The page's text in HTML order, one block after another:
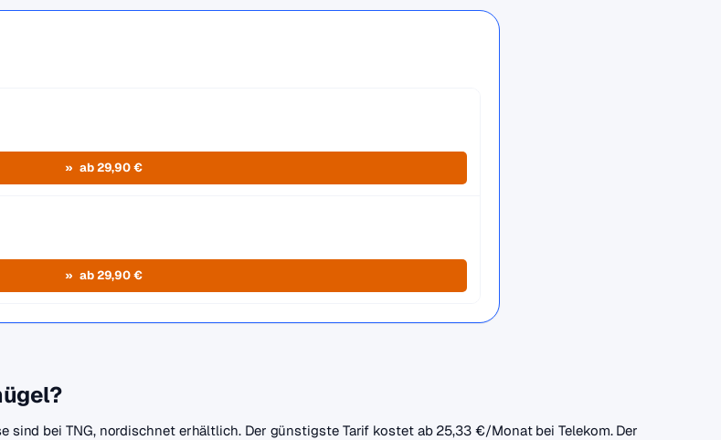
ab 29,90 €
ab 29,90 €
bei TNG, nordischnet erhältlich. Der günstigste Tarif kostet ab 25,33 €/Monat bei Telekom. Der